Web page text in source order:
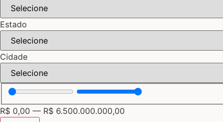
Estado
Cidade
R$ 0,00 — R$ 6.500.000.000,00